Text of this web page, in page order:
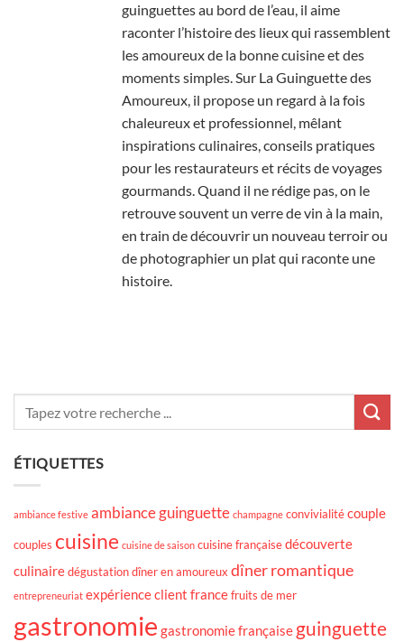
guinguettes au bord de l’eau, il aime
raconter l’histoire des lieux qui rassemblent
les amoureux de la bonne cuisine et des
moments simples. Sur La Guinguette des
Amoureux, il propose un regard à la fois
chaleureux et professionnel, mêlant
inspirations culinaires, conseils pratiques
pour les restaurateurs et récits de voyages
gourmands. Quand il ne rédige pas, on le
retrouve souvent un verre de vin à la main,
en train de découvrir un nouveau terroir ou
de photographier un plat qui raconte une
histoire.
ÉTIQUETTES
ambiance festive ambiance guinguette champagne convivialitécouple
couples cuisine cuisine de saison cuisine françaisedécouverte
culinairedégustationdîner en amoureux dîner romantique
entrepreneuriat expérience client francefruits de mer
gastronomie gastronomie française guinguette